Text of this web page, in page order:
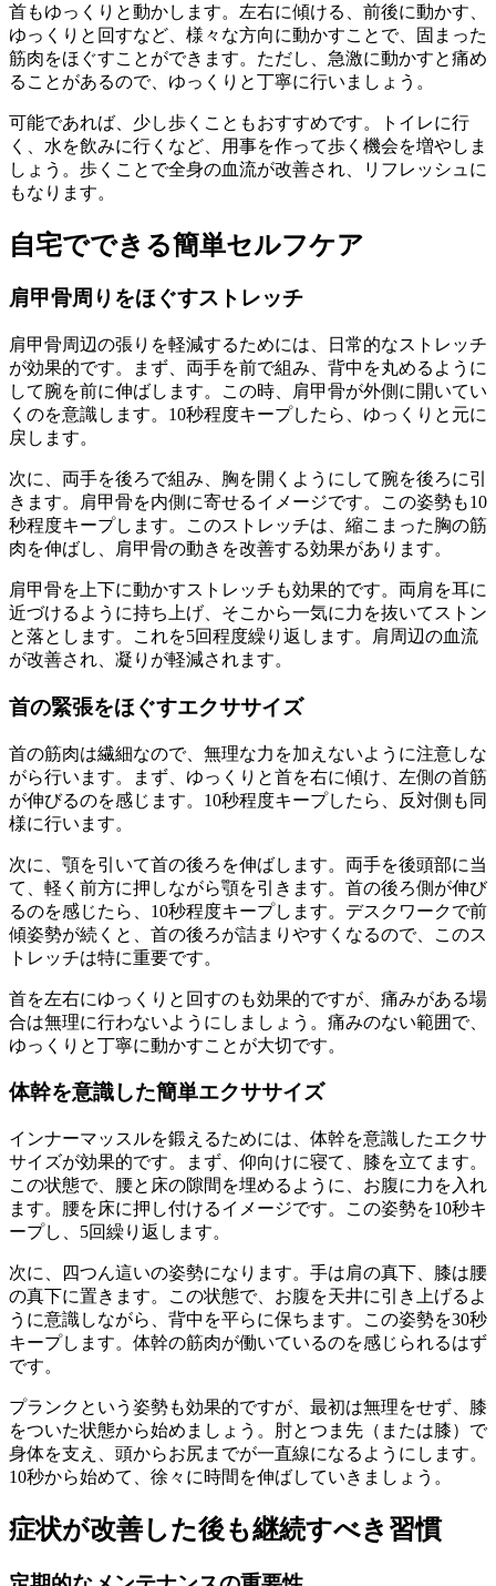
首もゆっくりと動かします。左右に傾ける、前後に動かす、
ゆっくりと回すなど、様々な方向に動かすことで、固まった
筋肉をほぐすことができます。ただし、急激に動かすと痛め
ることがあるので、ゆっくりと丁寧に行いましょう。
可能であれば、少し歩くこともおすすめです。トイレに行
く、水を飲みに行くなど、用事を作って歩く機会を増やしま
しょう。歩くことで全身の血流が改善され、リフレッシュに
もなります。
自宅でできる簡単セルフケア
肩甲骨周りをほぐすストレッチ
肩甲骨周辺の張りを軽減するためには、日常的なストレッチ
が効果的です。まず、両手を前で組み、背中を丸めるように
して腕を前に伸ばします。この時、肩甲骨が外側に開いてい
くのを意識します。10秒程度キープしたら、ゆっくりと元に
戻します。
次に、両手を後ろで組み、胸を開くようにして腕を後ろに引
きます。肩甲骨を内側に寄せるイメージです。この姿勢も10
秒程度キープします。このストレッチは、縮こまった胸の筋
肉を伸ばし、肩甲骨の動きを改善する効果があります。
肩甲骨を上下に動かすストレッチも効果的です。両肩を耳に
近づけるように持ち上げ、そこから一気に力を抜いてストン
と落とします。これを5回程度繰り返します。肩周辺の血流
が改善され、凝りが軽減されます。
首の緊張をほぐすエクササイズ
首の筋肉は繊細なので、無理な力を加えないように注意しな
がら行います。まず、ゆっくりと首を右に傾け、左側の首筋
が伸びるのを感じます。10秒程度キープしたら、反対側も同
様に行います。
次に、顎を引いて首の後ろを伸ばします。両手を後頭部に当
て、軽く前方に押しながら顎を引きます。首の後ろ側が伸び
るのを感じたら、10秒程度キープします。デスクワークで前
傾姿勢が続くと、首の後ろが詰まりやすくなるので、このス
トレッチは特に重要です。
首を左右にゆっくりと回すのも効果的ですが、痛みがある場
合は無理に行わないようにしましょう。痛みのない範囲で、
ゆっくりと丁寧に動かすことが大切です。
体幹を意識した簡単エクササイズ
インナーマッスルを鍛えるためには、体幹を意識したエクサ
サイズが効果的です。まず、仰向けに寝て、膝を立てます。
この状態で、腰と床の隙間を埋めるように、お腹に力を入れ
ます。腰を床に押し付けるイメージです。この姿勢を10秒キ
ープし、5回繰り返します。
次に、四つん這いの姿勢になります。手は肩の真下、膝は腰
の真下に置きます。この状態で、お腹を天井に引き上げるよ
うに意識しながら、背中を平らに保ちます。この姿勢を30秒
キープします。体幹の筋肉が働いているのを感じられるはず
です。
プランクという姿勢も効果的ですが、最初は無理をせず、膝
をついた状態から始めましょう。肘とつま先（または膝）で
身体を支え、頭からお尻までが一直線になるようにします。
10秒から始めて、徐々に時間を伸ばしていきましょう。
症状が改善した後も継続すべき習慣